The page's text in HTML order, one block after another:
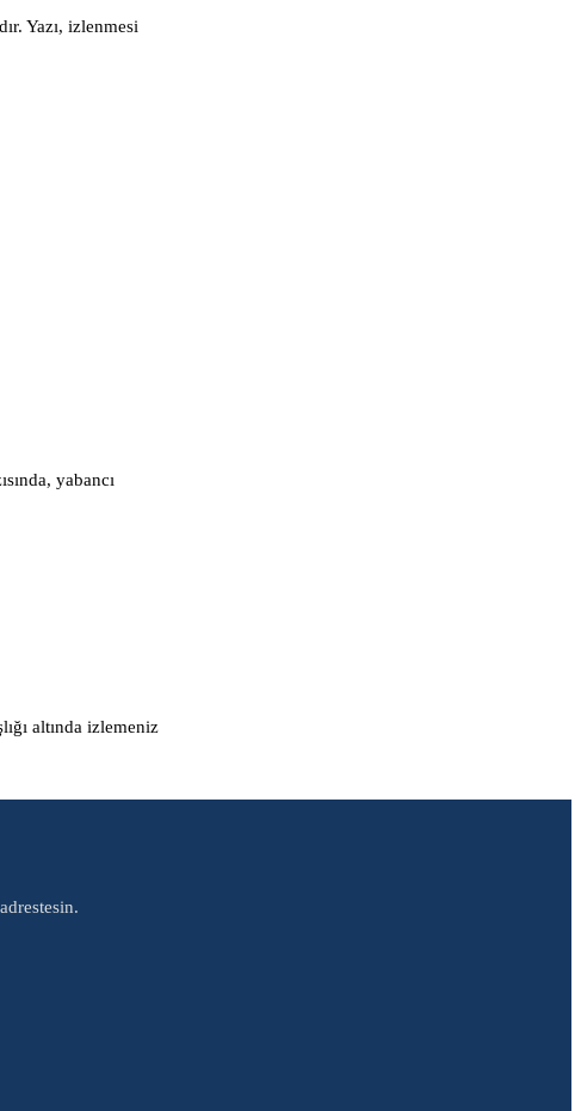
Yazı, izlenmesi
yabancı
altında izlemeniz